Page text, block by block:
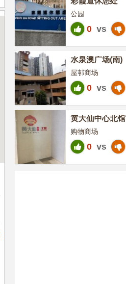
公园
0 vs
水泉澳广场(南)
屋邨商场
0 vs
黄大仙中心北馆
购物商场
0 vs